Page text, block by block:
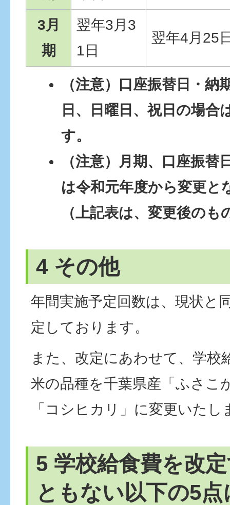
3月
期
翌年3月3
1日
翌年4月25
（注意）口座振替日・納
日、日曜日、祝日の場合
す。
（注意）月期、口座振替
は令和元年度から変更と
（上記表は、変更後のも
4 その他
年間実施予定回数は、現状と
定しております。
また、改定にあわせて、学校
米の品種を千葉県産「ふさこ
「コシヒカリ」に変更いたし
5 学校給食費を改
ともない以下の5